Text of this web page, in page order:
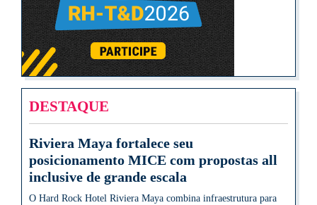
DESTAQUE
Riviera Maya fortalece seu
posicionamento MICE com propostas all
inclusive de grande escala
O Hard Rock Hotel Riviera Maya combina infraestrutura para